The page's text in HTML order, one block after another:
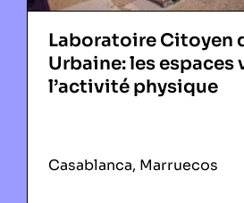
Laboratoire Citoyen
Urbaine: les espaces
l’activité physique
Casablanca, Marruecos